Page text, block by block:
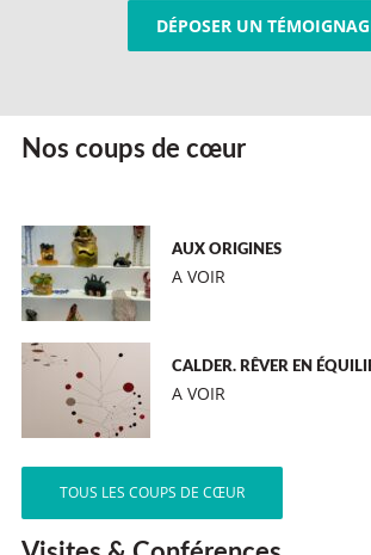
DÉPOSER UN
Nos coups de cœur
AUX ORIGINES
A VOIR
CALDER. RÊVER EN
A VOIR
TOUS LES COUPS DE CŒUR